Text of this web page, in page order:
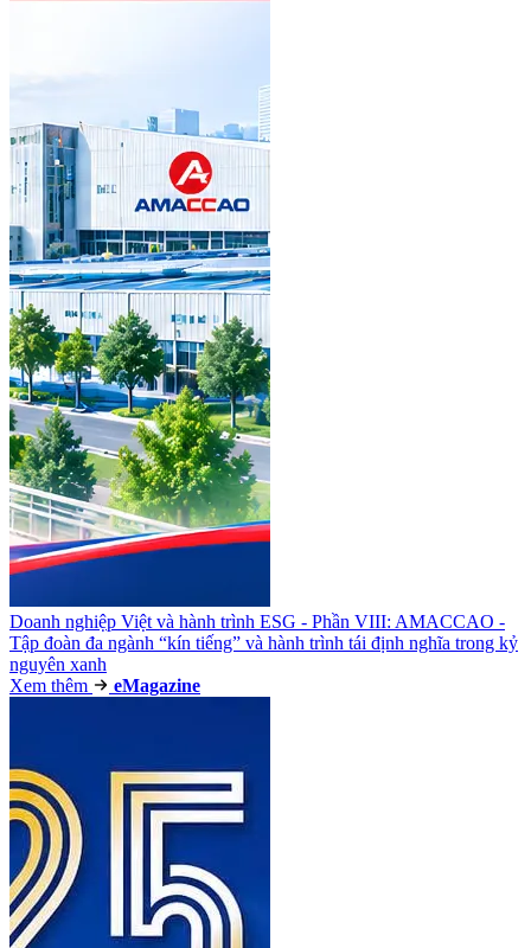
Doanh nghiệp Việt và hành trình ESG - Phần VIII: AMACCAO -
Tập đoàn đa ngành “kín tiếng” và hành trình tái định nghĩa trong kỷ
nguyên xanh
Xem thêm
eMagazine